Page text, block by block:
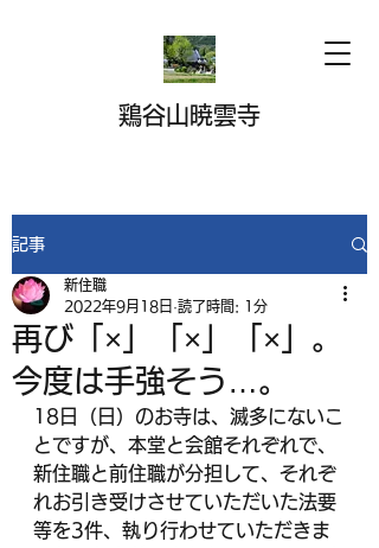
鶏谷山暁雲寺
記事
再び「×」「×」「×」。
今度は手強そう…。
新住職
2022年9月18日 読了時間: 1分
18日（日）のお寺は、滅多にないこ
とですが、本堂と会館それぞれで、
新住職と前住職が分担して、それぞ
れお引き受けさせていただいた法要
等を3件、執り行わせていただきま